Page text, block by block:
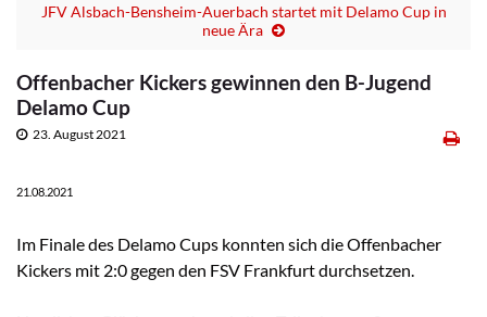
JFV Alsbach-Bensheim-Auerbach startet mit Delamo Cup in
neue Ära
Offenbacher Kickers gewinnen den B-Jugend
Delamo Cup
23. August 2021
21.08.2021
Im Finale des Delamo Cups konnten sich die Offenbacher
Kickers mit 2:0 gegen den FSV Frankfurt durchsetzen.